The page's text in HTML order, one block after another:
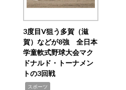
3度目V狙う多賀（滋
賀）などが8強 全日本
学童軟式野球大会マク
ドナルド・トーナメン
トの3回戦
スポーツ